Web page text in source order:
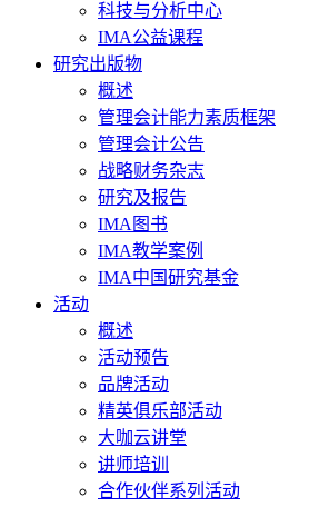
科技与分析中心
IMA公益课程
研究出版物
概述
管理会计能力素质框架
管理会计公告
战略财务杂志
研究及报告
IMA图书
IMA教学案例
IMA中国研究基金
活动
概述
活动预告
品牌活动
精英俱乐部活动
大咖云讲堂
讲师培训
合作伙伴系列活动